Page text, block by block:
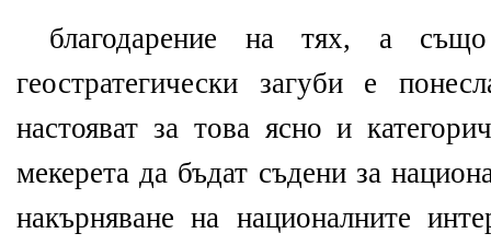
благодарение на тях, а
геостратегически загуби е
настояват за това ясно и
мекерета да бъдат съдени за
накърняване на националните